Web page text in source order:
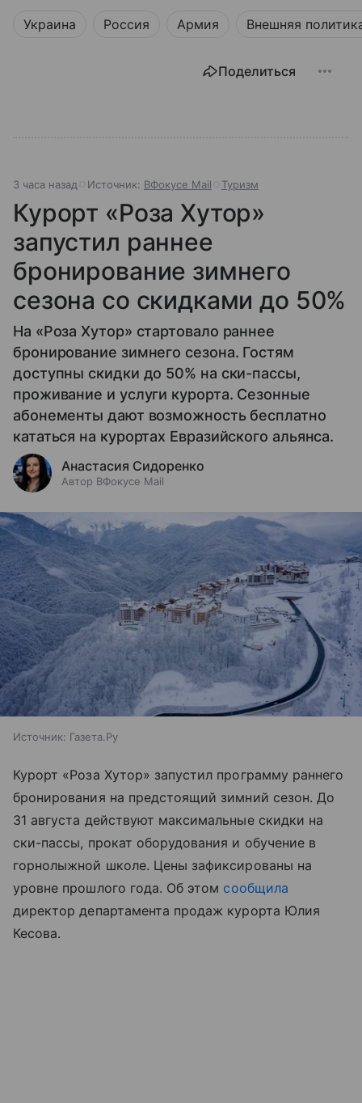
Украина Россия Армия Внешняя
Поделиться
3 часа назад Источник: ВФокусе Mail Туризм
Курорт «Роза Хутор»
запустил раннее
бронирование зимнего
сезона со скидками до 50%
На «Роза Хутор» стартовало раннее
бронирование зимнего сезона. Гостям
доступны скидки до 50% на ски-пассы,
проживание и услуги курорта. Сезонные
абонементы дают возможность бесплатно
кататься на курортах Евразийского альянса.
Анастасия Сидоренко
Автор ВФокусе Mail
Источник: Газета.Ру
Курорт «Роза Хутор» запустил программу раннего
бронирования на предстоящий зимний сезон. До
31 августа действуют максимальные скидки на
ски-пассы, прокат оборудования и обучение в
горнолыжной школе. Цены зафиксированы на
уровне прошлого года. Об этом сообщила
директор департамента продаж курорта Юлия
Кесова.